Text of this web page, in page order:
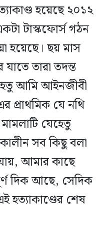
হয়েছে ২০১২
টাস্কফোর্স গঠন
হয়েছে। ছয় মাস
তারা তদন্ত
আমি আইনজীবী
প্রাথমিক যে নথি
যেহেতু
সব কিছু বলা
আমার কাছে
দিক আছে, সেদিক
হত্যাকাণ্ডের শেষ